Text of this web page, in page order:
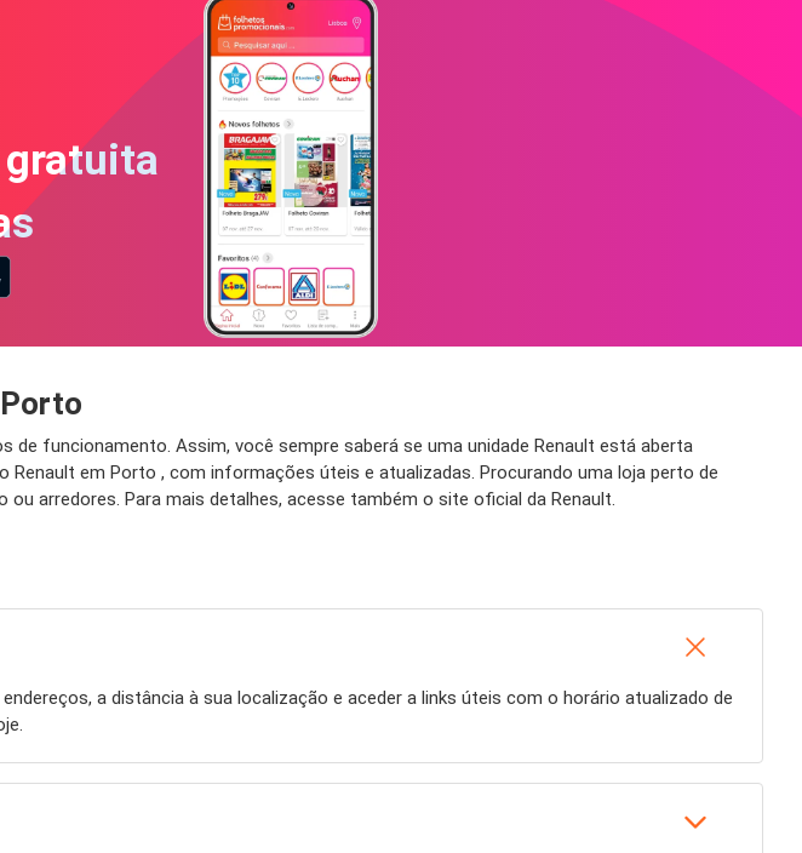
funcionamento. Assim, você sempre saberá se uma unidade Renault está aberta
em Porto , com informações úteis e atualizadas. Procurando uma loja perto de
arredores. Para mais detalhes, acesse também o site oficial da Renault.
a distância à sua localização e aceder a links úteis com o horário atualizado de